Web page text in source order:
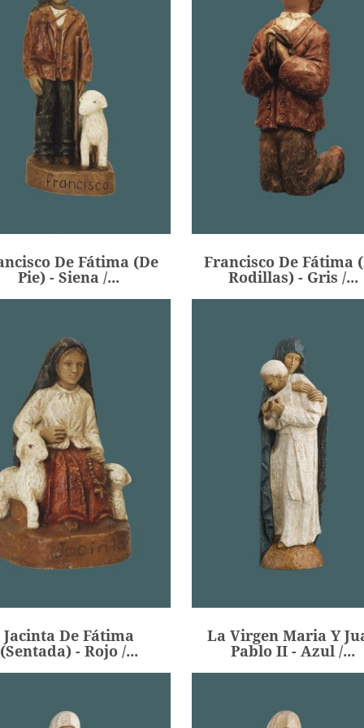
De Fátima (de
Pie) - Siena /...
De Fátima (de
Precio
134,00 €
Francisco De Fátima
Rodillas) - Gris /...
Francisco De Fátima
Precio
154,00 €
AÑADIR
Jacinta De Fátima
(sentada) - Rojo /...
Jacinta De Fátima
Precio
103,00 €
La Virgen Maria Y
Pablo II - Azul /...
La Virgen Maria Y
Precio
141,00 €
AÑADIR